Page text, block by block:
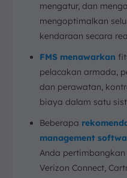
mengatur, dan
mengoptimalkan
kendaraan secara
FMS menawarkan
pelacakan armada,
dan perawatan,
biaya dalam satu
Beberapa
management
Anda pertimbangkan
Verizon Connect,